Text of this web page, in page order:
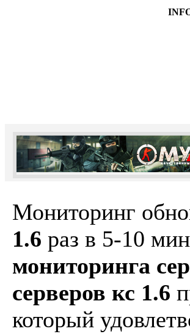
Мониторинг
1.6 раз в 5-10
мониторинга
серверов кс 1.6
который